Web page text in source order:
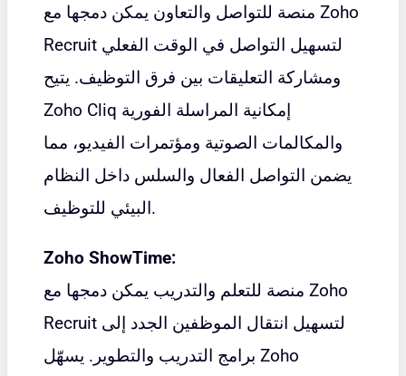
منصة للتواصل والتعاون يمكن دمجها مع Zoho
Recruit لتسهيل التواصل في الوقت الفعلي
ومشاركة التعليقات بين فرق التوظيف. يتيح
Zoho Cliq
والمكالمات الصوتية ومؤتمرات الفيديو، مما
يضمن التواصل الفعال والسلس داخل النظام
البيئي للتوظيف.
Zoho ShowTime:
منصة للتعلم والتدريب يمكن دمجها مع Zoho
Recruit لتسهيل انتقال الموظفين الجدد إلى
Zoho